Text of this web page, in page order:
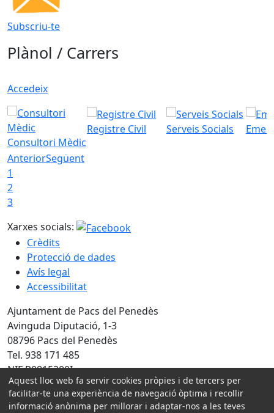
Subscriu-te
Plànol / Carrers
Accedeix
Consultori Mèdic
Registre Civil Serveis Socials
AnteriorSegüent
1
2
3
Xarxes socials:
Crèdits
Protecció de dades
Avís legal
Accessibilitat
Ajuntament de Pacs del Penedès
Avinguda Diputació, 1-3
08796 Pacs del Penedès
Tel. 938 171 485
NIF P0815300I
Amb la col·laboració de:
Aquest lloc web fa servir cookies pròpies i de tercers per
facilitar-te una experiència de navegació òptima i recollir
informació anònima per millorar i adaptar-nos a les teves